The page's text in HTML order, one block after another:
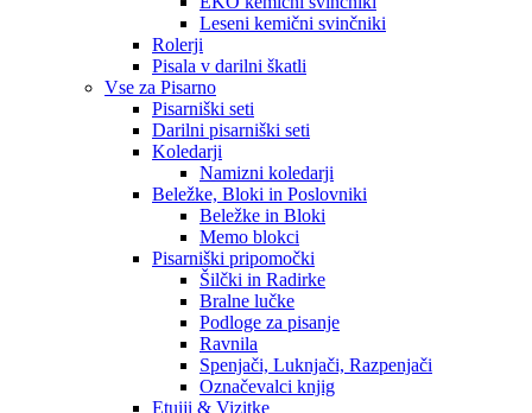
Leseni kemični svinčniki
Rolerji
Pisala v darilni škatli
Vse za Pisarno
Pisarniški seti
Darilni pisarniški seti
Koledarji
Namizni koledarji
Beležke, Bloki in Poslovniki
Beležke in Bloki
Memo blokci
Pisarniški pripomočki
Šilčki in Radirke
Bralne lučke
Podloge za pisanje
Ravnila
Spenjači, Luknjači, Razpenjači
Označevalci knjig
Etuiji & Vizitke